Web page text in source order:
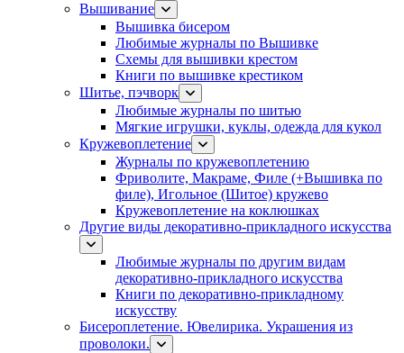
Вышивание
Вышивка бисером
Любимые журналы по Вышивке
Схемы для вышивки крестом
Книги по вышивке крестиком
Шитье, пэчворк
Любимые журналы по шитью
Мягкие игрушки, куклы, одежда для кукол
Кружевоплетение
Журналы по кружевоплетению
Фриволите, Макраме, Филе (+Вышивка по
филе), Игольное (Шитое) кружево
Кружевоплетение на коклюшках
Другие виды декоративно-прикладного искусства
Любимые журналы по другим видам
декоративно-прикладного искусства
Книги по декоративно-прикладному
искусству
Бисероплетение. Ювелирика. Украшения из
проволоки.